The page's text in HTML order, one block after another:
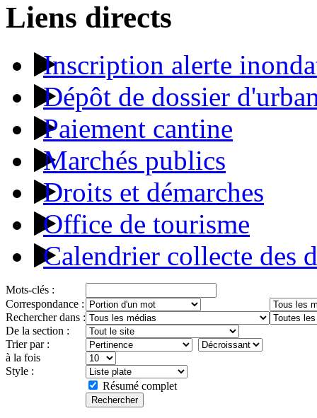
Liens directs
Inscription alerte
Dépôt de dossier
Paiement cantine
Marchés publics
Droits et démarches
Office de tourisme
Calendrier collecte des
Mots-clés :
Correspondance :
Rechercher dans :
De la section :
Trier par :
à la fois
Style :
Résumé complet